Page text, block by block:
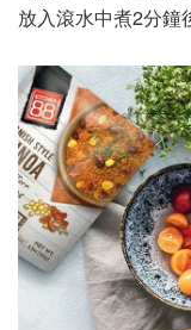
放入滾水中煮2分鐘